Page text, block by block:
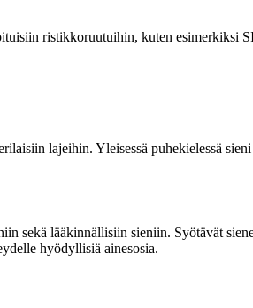
ristikkoruutuihin, kuten esimerkiksi
lajeihin. Yleisessä puhekielessä
sekä lääkinnällisiin sieniin. Syötävät
hyödyllisiä ainesosia.